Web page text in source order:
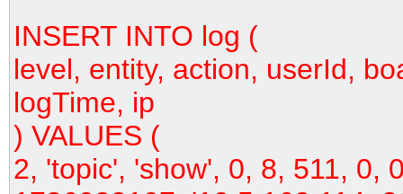
INSERT INTO log (
level, entity, action, userId,
logTime, ip
) VALUES (
2, 'topic', 'show', 0, 8, 511, 0,